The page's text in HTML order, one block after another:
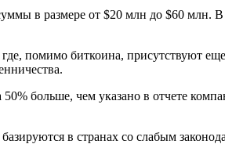
в размере от $20 млн до $60 млн.
помимо биткоина, присутствуют
больше, чем указано в отчете
в странах со слабым